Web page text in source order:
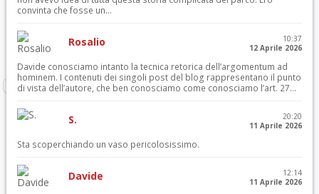
convinta che fosse un...
Rosalio
10:37
12 Aprile 2026
Davide conosciamo intanto la tecnica retorica dell’argomentum ad
hominem. I contenuti dei singoli post del blog rappresentano il punto
di vista dell’autore, che ben conosciamo come conosciamo l’art. 27...
S.
20:20
11 Aprile 2026
Sta scoperchiando un vaso pericolosissimo.
Davide
12:14
11 Aprile 2026